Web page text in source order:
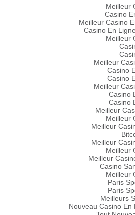
Meilleur
Casino
Meilleur Casino
Casino En
Meilleur
Meilleur
Casino
Casino
Meilleur
Casino
Casino
Meilleur
Meilleur
Meilleur
Meilleur
Meilleur
Meilleur
Casino
Meilleur
Paris
Paris
Meilleurs
Nouveau Casino